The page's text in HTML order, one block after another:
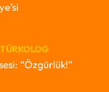
“Özgürlük!”